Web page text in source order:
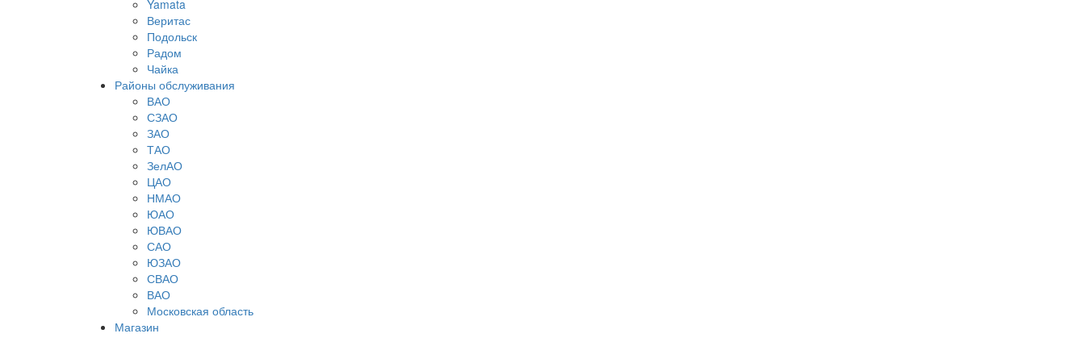
Yamata
Веритас
Подольск
Радом
Чайка
Районы обслуживания
ВАО
СЗАО
ЗАО
ТАО
ЗелАО
ЦАО
НМАО
ЮАО
ЮВАО
САО
ЮЗАО
СВАО
ВАО
Московская область
Магазин